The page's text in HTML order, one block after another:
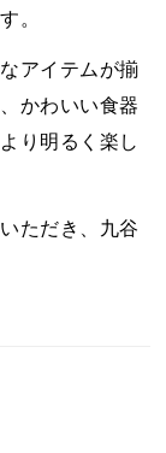
。
アイテムが揃
かわいい食器
り明るく楽し
ただき、九谷